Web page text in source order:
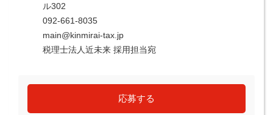
ル302
092-661-8035
main@kinmirai-tax.jp
税理士法人近未来 採用担当宛
応募する